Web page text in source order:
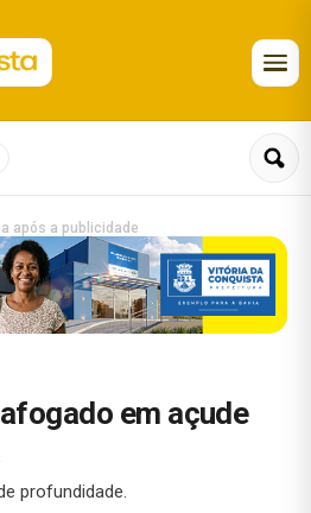
após a publicidade
em açude
profundidade.